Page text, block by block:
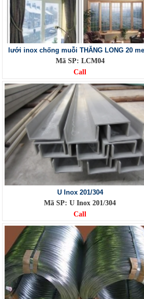
lưới inox chống muỗi THĂNG LONG 20
Mã SP: LCM04
Call
U Inox 201/304
Mã SP: U Inox 201/304
Call